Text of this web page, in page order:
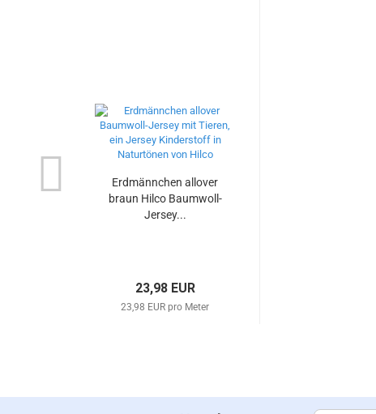
Erdmännchen allover
braun Hilco Baumwoll-
Jersey...
23,98 EUR
23,98 EUR pro Meter